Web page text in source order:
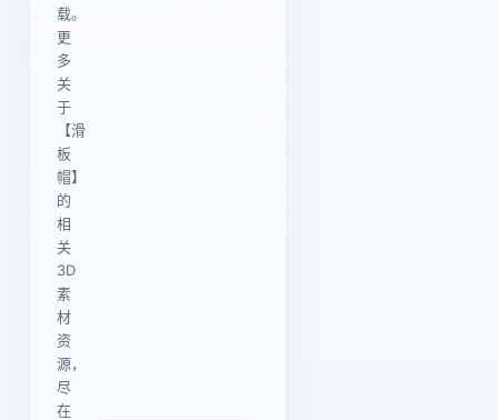
载。
更
多
关
于
【滑
板
帽】
的
相
关
3D
素
材
资
源，
尽
在